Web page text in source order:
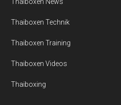
Thaiboxen Technik
Thaiboxen Training
Thaiboxen Videos
Thaiboxing